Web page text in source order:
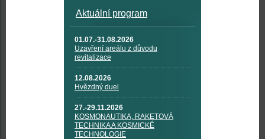
Aktuální program
01.07.-31.08.2026
Uzavření areálu z důvodu
revitalizace
12.08.2026
Hvězdný duel
27.-29.11.2026
KOSMONAUTIKA, RAKETOVÁ
TECHNIKA A KOSMICKÉ
TECHNOLOGIE